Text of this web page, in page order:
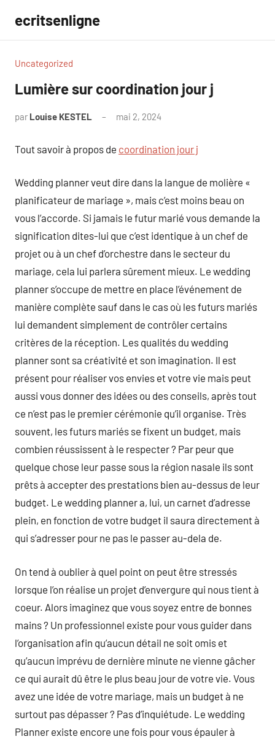
contenu
ecritsenligne
Uncategorized
Lumière sur coordination jour j
par Louise KESTEL mai 2, 2024
Tout savoir à propos de coordination jour j
Wedding planner veut dire dans la langue de molière «
planificateur de mariage », mais c’est moins beau on
vous l’accorde. Si jamais le futur marié vous demande la
signification dites-lui que c’est identique à un chef de
projet ou à un chef d’orchestre dans le secteur du
mariage, cela lui parlera sûrement mieux. Le wedding
planner s’occupe de mettre en place l’événement de
manière complète sauf dans le cas où les futurs mariés
lui demandent simplement de contrôler certains
critères de la réception. Les qualités du wedding
planner sont sa créativité et son imagination. Il est
présent pour réaliser vos envies et votre vie mais peut
aussi vous donner des idées ou des conseils, après tout
ce n’est pas le premier cérémonie qu’il organise. Très
souvent, les futurs mariés se fixent un budget, mais
combien réussissent à le respecter ? Par peur que
quelque chose leur passe sous la région nasale ils sont
prêts à accepter des prestations bien au-dessus de leur
budget. Le wedding planner a, lui, un carnet d’adresse
plein, en fonction de votre budget il saura directement à
qui s’adresser pour ne pas le passer au-dela de.
On tend à oublier à quel point on peut être stressés
lorsque l’on réalise un projet d’envergure qui nous tient à
coeur. Alors imaginez que vous soyez entre de bonnes
mains ? Un professionnel existe pour vous guider dans
l’organisation afin qu’aucun détail ne soit omis et
qu’aucun imprévu de dernière minute ne vienne gâcher
ce qui aurait dû être le plus beau jour de votre vie. Vous
avez une idée de votre mariage, mais un budget à ne
surtout pas dépasser ? Pas d’inquiétude. Le wedding
Planner existe encore une fois pour vous épauler à